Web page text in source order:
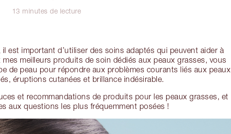
13 minutes de lecture
est important d’utiliser des soins adaptés qui peuvent aider à
mes meilleurs produits de soin dédiés aux peaux grasses, vous
de peau pour répondre aux problèmes courants liés aux peaux
éruptions cutanées et brillance indésirable.
et recommandations de produits pour les peaux grasses, et
aux questions les plus fréquemment posées !